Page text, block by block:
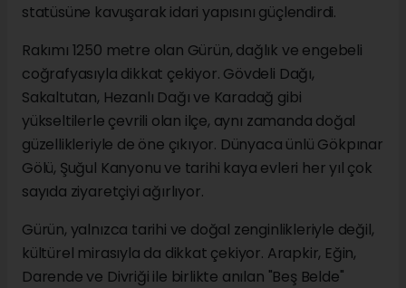
statüsüne kavuşarak idari yapısını güçlendirdi.
Rakımı 1250 metre olan Gürün, dağlık ve engebeli
coğrafyasıyla dikkat çekiyor. Gövdeli Dağı,
Sakaltutan, Hezanlı Dağı ve Karadağ gibi
yükseltilerle çevrili olan ilçe, aynı zamanda doğal
güzellikleriyle de öne çıkıyor. Dünyaca ünlü Gökpınar
Gölü, Şuğul Kanyonu ve tarihi kaya evleri her yıl çok
sayıda ziyaretçiyi ağırlıyor.
Gürün, yalnızca tarihi ve doğal zenginlikleriyle değil,
kültürel mirasıyla da dikkat çekiyor. Arapkir, Eğin,
Darende ve Divriği ile birlikte anılan "Beş Belde"